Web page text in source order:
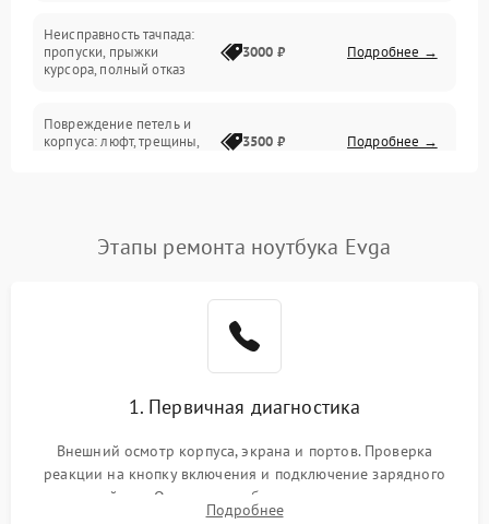
Сеть и интернет
Неисправность тачпада:
пропуски, прыжки
курсора, полный отказ
3000 ₽ Подробнее →
Повреждение петель и
корпуса: люфт, трещины,
3500 ₽ Подробнее →
невозможность зарядки,
2500 ₽ Подробнее →
2000 ₽
Перегрев из‑за пыли,
неисправности кулера
Выход из строя SSD или
HDD: медленная загрузка,
Этапы ремонта ноутбука Evga
1. Первичная диагностика
Внешний осмотр корпуса, экрана и портов. Проверка
реакции на кнопку включения и подключение зарядного
устройства. Оценка потребления тока с помощью
лабораторного блока питания для локализации проблемы.
Подробнее